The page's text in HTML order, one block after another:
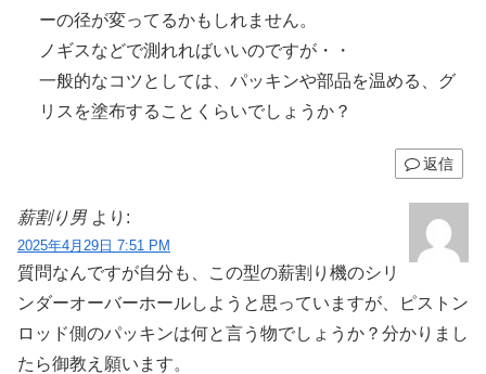
ーの径が変ってるかもしれません。
ノギスなどで測れればいいのですが・・
一般的なコツとしては、パッキンや部品を温める、グ
リスを塗布することくらいでしょうか？
返信
薪割り男 より:
2025年4月29日 7:51 PM
質問なんですが自分も、この型の薪割り機のシリ
ンダーオーバーホールしようと思っていますが、ピストン
ロッド側のパッキンは何と言う物でしょうか？分かりまし
たら御教え願います。